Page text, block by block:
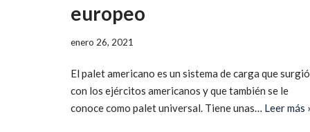
europeo
enero 26, 2021
El palet americano es un sistema de carga que surgió
con los ejércitos americanos y que también se le
conoce como palet universal. Tiene unas… Leer más